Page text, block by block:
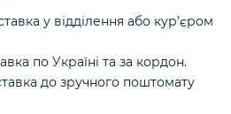
у відділення або кур’єром
по Україні та за кордон.
до зручного поштомату